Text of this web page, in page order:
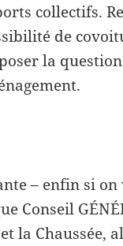
collectifs.
de
la question
– enfin si on
Conseil
la Chaussée,